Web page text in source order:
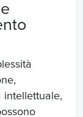
intellettuale,